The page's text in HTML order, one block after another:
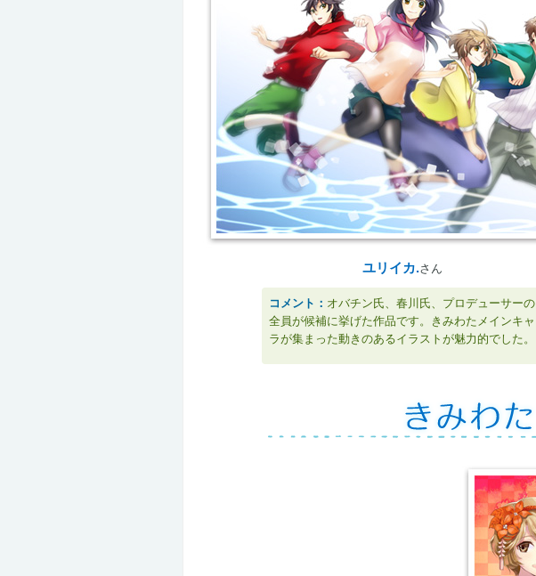
ユリイカ.さん
コメント： オバチン氏、春川氏、プロデューサーの
全員が候補に挙げた作品です。きみわたメインキャ
ラが集まった動きのあるイラストが魅力的でした。